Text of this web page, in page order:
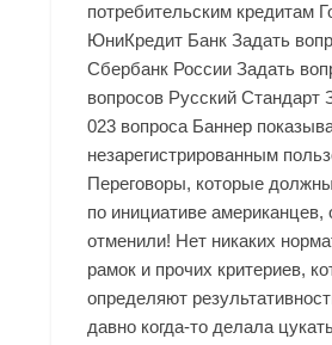
потребительским кредитам
ЮниКредит Банк Задать
Сбербанк России Задать
вопросов Русский Стандарт
023 вопроса Баннер
незарегистрированным
Переговоры, которые
по инициативе американцев,
отменили! Нет никаких
рамок и прочих критериев,
определяют
давно когда-то делала